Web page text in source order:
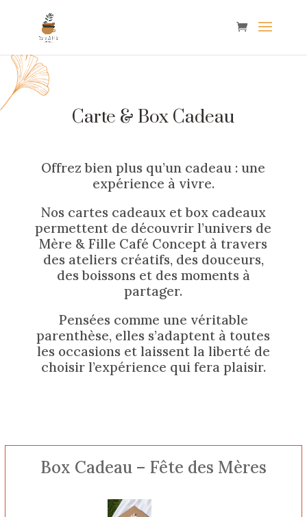
Carte & Box Cadeau
Offrez bien plus qu’un cadeau : une
expérience à vivre.
Nos cartes cadeaux et box cadeaux
permettent de découvrir l’univers de
Mère & Fille Café Concept à travers
des ateliers créatifs, des douceurs,
des boissons et des moments à
partager.
Pensées comme une véritable
parenthèse, elles s’adaptent à toutes
les occasions et laissent la liberté de
choisir l’expérience qui fera plaisir.
Box Cadeau – Fête des Mères